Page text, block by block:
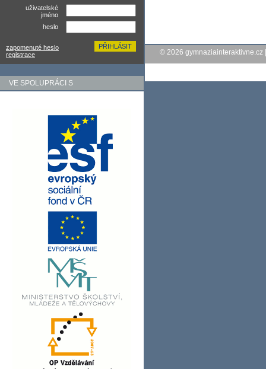
uživatelské
jméno
heslo
zapomenuté heslo
registrace
VE SPOLUPRÁCI S
© 2026 gymnaziainteraktivne.cz